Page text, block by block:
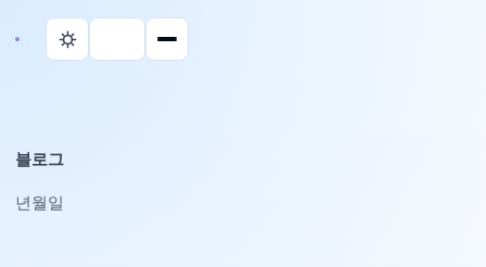
블로그
2026년 6월 28일